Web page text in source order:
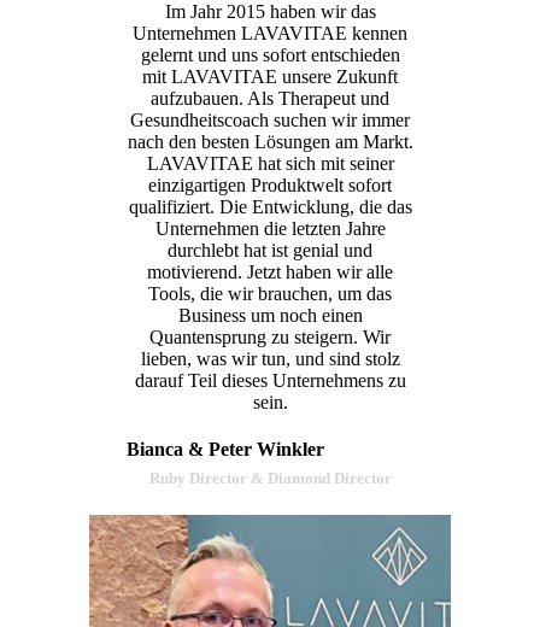
Im Jahr 2015 haben wir das
Unternehmen LAVAVITAE kennen
gelernt und uns sofort entschieden
mit LAVAVITAE unsere Zukunft
aufzubauen. Als Therapeut und
Gesundheitscoach suchen wir immer
nach den besten Lösungen am Markt.
LAVAVITAE hat sich mit seiner
einzigartigen Produktwelt sofort
qualifiziert. Die Entwicklung, die das
Unternehmen die letzten Jahre
durchlebt hat ist genial und
motivierend. Jetzt haben wir alle
Tools, die wir brauchen, um das
Business um noch einen
Quantensprung zu steigern. Wir
lieben, was wir tun, und sind stolz
darauf Teil dieses Unternehmens zu
sein.
Bianca & Peter Winkler
Ruby Director & Diamond Director